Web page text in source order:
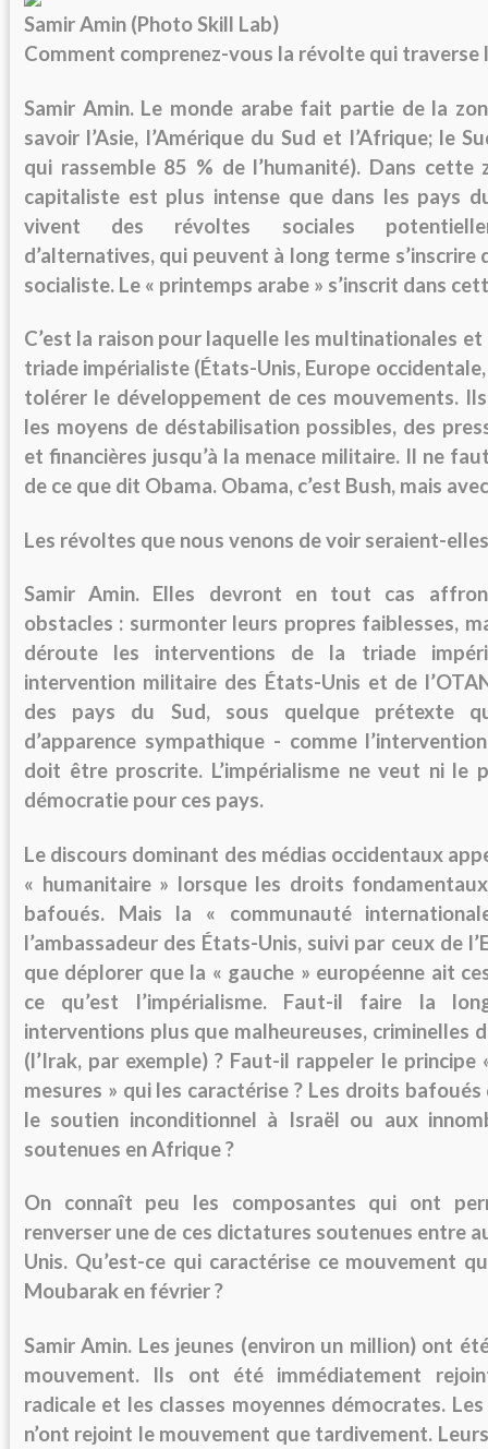
Samir Amin (Photo Skill Lab)
Comment comprenez-vous la révolte qui traverse
Samir Amin.Le monde arabe fait partie de la
savoir l’Asie, l’Amérique du Sud et l’Afrique; le
qui rassemble 85 % de l’humanité). Dans cette
capitaliste est plus intense que dans les pays
vivent des révoltes sociales
d’alternatives, qui peuvent à long terme s’inscrire
socialiste. Le « printemps arabe » s’inscrit dans
C’est la raison pour laquelle les multinationales
triade impérialiste (États-Unis, Europe
tolérer le développement de ces mouvements.
les moyens de déstabilisation possibles, des
et financières jusqu’à la menace militaire. Il ne
de ce que dit Obama. Obama, c’est Bush, mais
Les révoltes que nous venons de voir seraient-
Samir Amin. Elles devront en tout cas
obstacles : surmonter leurs propres faiblesses,
déroute les interventions de la triade
intervention militaire des États-Unis et de
des pays du Sud, sous quelque prétexte
d’apparence sympathique - comme
doit être proscrite. L’impérialisme ne veut ni le
démocratie pour ces pays.
Le discours dominant des médias occidentaux
« humanitaire » lorsque les droits
bafoués. Mais la « communauté
l’ambassadeur des États-Unis, suivi par ceux de
que déplorer que la « gauche » européenne ait
ce qu’est l’impérialisme. Faut-il faire la
interventions plus que malheureuses, criminelles
(l’Irak, par exemple) ? Faut-il rappeler le principe
mesures » qui les caractérise ? Les droits
le soutien inconditionnel à Israël ou aux
soutenues en Afrique ?
On connaît peu les composantes qui ont
renverser une de ces dictatures soutenues entre
Unis. Qu’est-ce qui caractérise ce mouvement
Moubarak en février ?
Samir Amin. Les jeunes (environ un million) ont
mouvement. Ils ont été immédiatement
radicale et les classes moyennes démocrates.
n’ont rejoint le mouvement que tardivement.